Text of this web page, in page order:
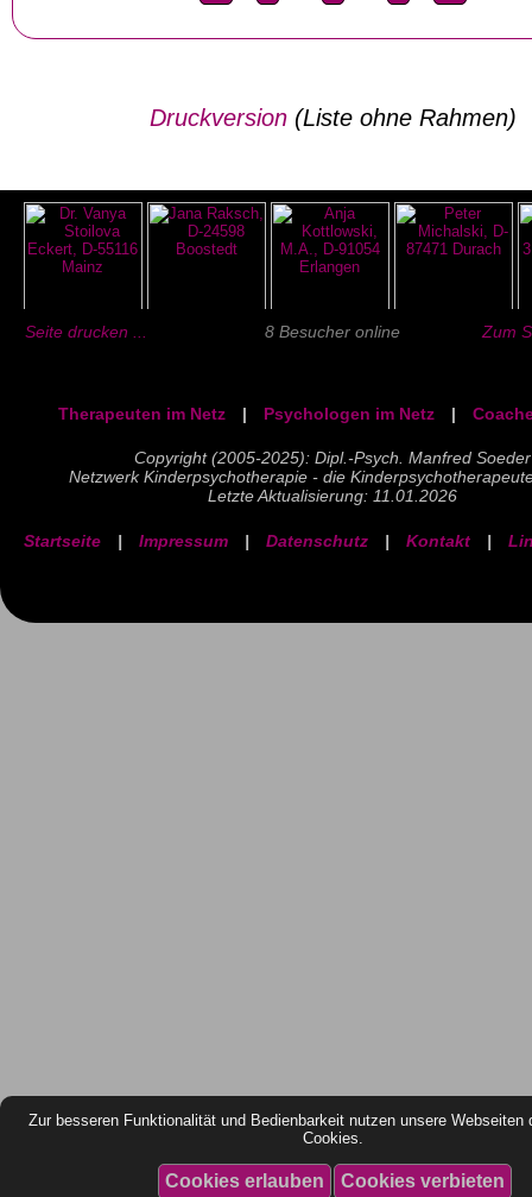
Zur besseren Funktionalität und Bedienbarkeit nutzen unsere Webseiten
Cookies.
Druckversion(Liste ohne Rahmen)
Seite drucken ... 8 Besucher online Zum
Therapeuten im Netz | Psychologen im Netz |
Copyright (2005-2025): Dipl.-Psych. Manfred Soeder
Netzwerk Kinderpsychotherapie - die
Letzte Aktualisierung: 11.01.2026
Startseite | Impressum | Datenschutz | Kontakt |